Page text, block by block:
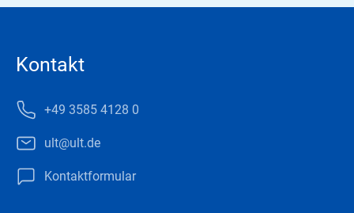
Kontakt
+49 3585 4128 0
ult@ult.de
Kontaktformular